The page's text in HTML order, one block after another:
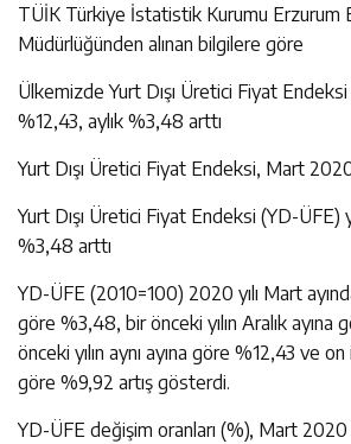
TÜİK Türkiye İstatistik Kurumu Erzurum
Müdürlüğünden alınan bilgilere göre
Ülkemizde Yurt Dışı Üretici Fiyat Endeksi
%12,43, aylık %3,48 arttı
Yurt Dışı Üretici Fiyat Endeksi, Mart
Yurt Dışı Üretici Fiyat Endeksi (YD-ÜFE)
%3,48 arttı
YD-ÜFE (2010=100) 2020 yılı Mart
göre %3,48, bir önceki yılın Aralık ayına
önceki yılın aynı ayına göre %12,43 ve
göre %9,92 artış gösterdi.
YD-ÜFE değişim oranları (%), Mart 2020